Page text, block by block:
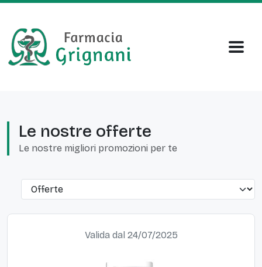
Le nostre offerte
Le nostre migliori promozioni per te
Valida dal 24/07/2025